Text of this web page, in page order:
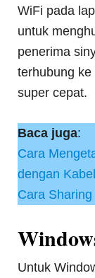
WiFi pada
untuk
penerima
terhubung
super cepat.
Baca juga:
Cara
dengan
Cara
Untuk